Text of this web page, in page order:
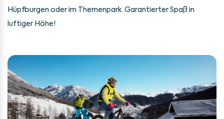
Hüpfburgen oder im Themenpark. Garantierter Spaß in
luftiger Höhe!